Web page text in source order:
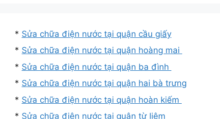
* Sửa chữa điện nước tại quận cầu giấy
* Sửa chữa điện nước tại quận hoàng mai
* Sửa chữa điện nước tại quận ba đình
* Sửa chữa điện nước tại quận hai bà trưng
* Sửa chữa điện nước tại quận hoàn kiếm
* Sửa chữa điện nước tại quận từ liêm